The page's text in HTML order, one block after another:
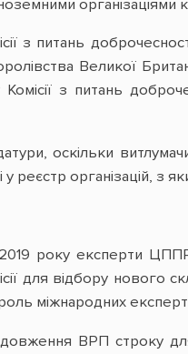
з питань
Великої
з питань
оскільки
реєстр організацій, з
року експерти
для відбору
міжнародних
ВРП строку